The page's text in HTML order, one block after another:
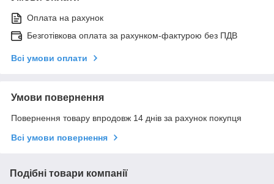
Оплата на рахунок
Безготівкова оплата за рахунком-фактурою без ПДВ
Всі умови оплати
Умови повернення
Повернення товару впродовж 14 днів за рахунок покупця
Всі умови повернення
Подібні товари компанії